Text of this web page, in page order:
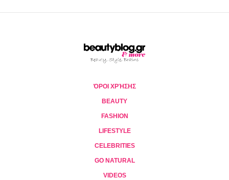
ΌΡΟΙ ΧΡΉΣΗΣ
BEAUTY
FASHION
LIFESTYLE
CELEBRITIES
GO NATURAL
VIDEOS